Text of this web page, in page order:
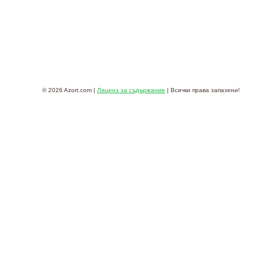
© 2026 Azort.com | Лиценз за съдържание | Всички права запазени!